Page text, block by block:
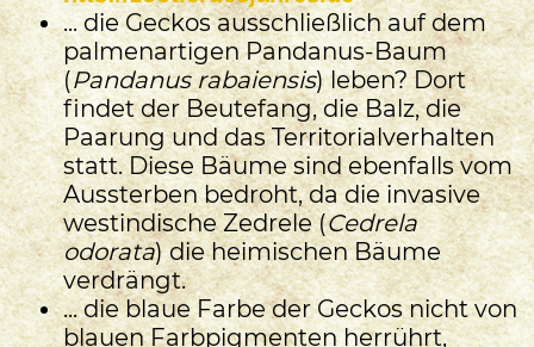
... die Geckos ausschließlich auf dem
palmenartigen Pandanus-Baum
(Pandanus rabaiensis) leben? Dort
findet der Beutefang, die Balz, die
Paarung und das Territorialverhalten
statt. Diese Bäume sind ebenfalls vom
Aussterben bedroht, da die invasive
westindische Zedrele (Cedrela
odorata) die heimischen Bäume
verdrängt.
... die blaue Farbe der Geckos nicht von
blauen Farbpigmenten herrührt,